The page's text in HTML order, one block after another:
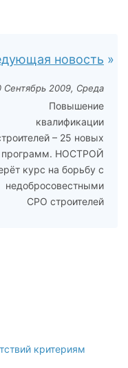
новость
Сентябрь 2009, Среда
Повышение
квалификации
– 25 новых
программ. НОСТРОЙ
курс на борьбу с
недобросовестными
СРО строителей
критериям